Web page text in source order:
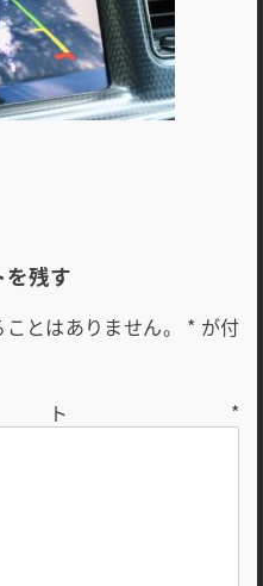
を残す
とはありません。 * が付
ト *